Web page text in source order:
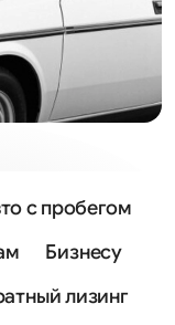
с пробегом
Бизнесу
лизинг